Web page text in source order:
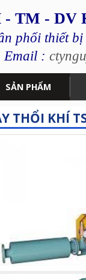
- TM -
phối thiết
Email :
SẢN PHẨM
THỔI KHÍ